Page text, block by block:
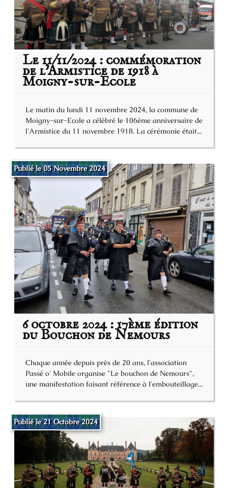
Le 11/11/2024 : commémoration
de l'Armistice de 1918 à
Moigny-sur-Ecole
Le matin du lundi 11 novembre 2024, la commune de
Moigny-sur-Ecole a célébré le 106ème anniversaire de
l'Armistice du 11 novembre 1918. La cérémonie était...
6 octobre 2024 : 17ème édition
du Bouchon de Nemours
Publié le 05 Novembre 2024
Chaque année depuis près de 20 ans, l'association
Passé o' Mobile organise "Le bouchon de Nemours",
une manifestation faisant référence à l'embouteillage...
Publié le 21 Octobre 2024